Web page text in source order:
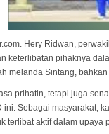
Hery Ridwan,
keterlibatan pihaknya
melanda Sintang,
prihatin, tetapi juga
ini. Sebagai masyarakat,
terlibat aktif dalam upaya